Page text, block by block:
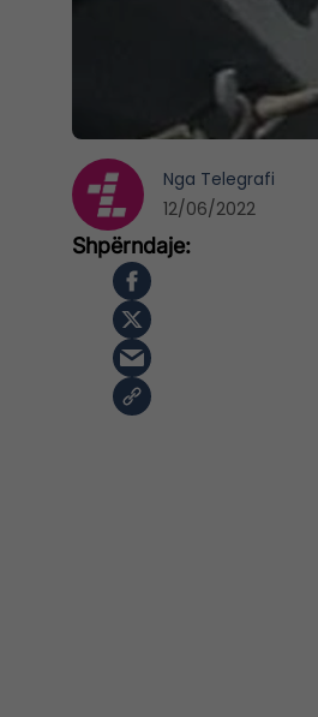
Nga Telegrafi
12/06/2022